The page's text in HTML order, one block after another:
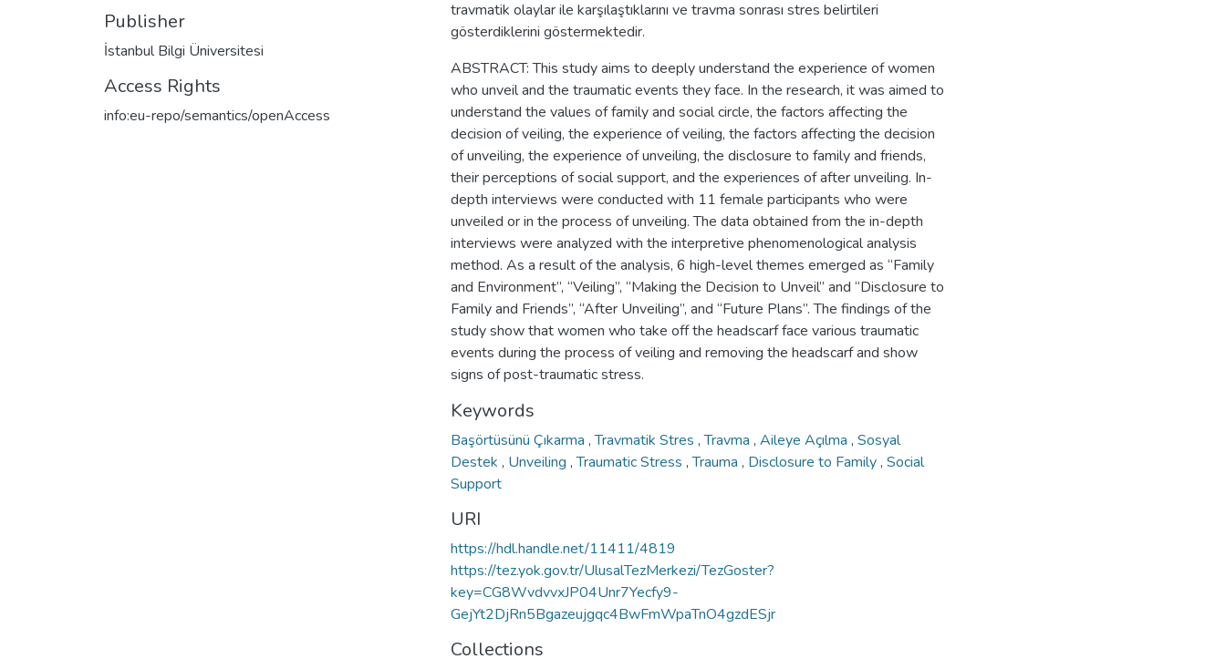
Publisher
İstanbul Bilgi Üniversitesi
Access Rights
info:eu-repo/semantics/openAccess
travmatik olaylar ile karşılaştıklarını ve travma sonrası stres belirtileri
gösterdiklerini göstermektedir.
ABSTRACT: This study aims to deeply understand the experience of women
who unveil and the traumatic events they face. In the research, it was aimed to
understand the values of family and social circle, the factors affecting the
decision of veiling, the experience of veiling, the factors affecting the decision
of unveiling, the experience of unveiling, the disclosure to family and friends,
their perceptions of social support, and the experiences of after unveiling. In-
depth interviews were conducted with 11 female participants who were
unveiled or in the process of unveiling. The data obtained from the in-depth
interviews were analyzed with the interpretive phenomenological analysis
method. As a result of the analysis, 6 high-level themes emerged as “Family
and Environment”, “Veiling”, “Making the Decision to Unveil” and “Disclosure to
Family and Friends”, “After Unveiling”, and “Future Plans”. The findings of the
study show that women who take off the headscarf face various traumatic
events during the process of veiling and removing the headscarf and show
signs of post-traumatic stress.
Keywords
Başörtüsünü Çıkarma ,Travmatik Stres ,Travma , Aileye Açılma , Sosyal
Destek , Unveiling ,Traumatic Stress ,Trauma , Disclosure to Family, Social
Support
URI
https://hdl.handle.net/11411/4819
https://tez.yok.gov.tr/UlusalTezMerkezi/TezGoster?
key=CG8WvdvvxJP04Unr7Yecfy9-
GejYt2DjRn5Bgazeujgqc4BwFmWpaTnO4gzdESjr
Collections